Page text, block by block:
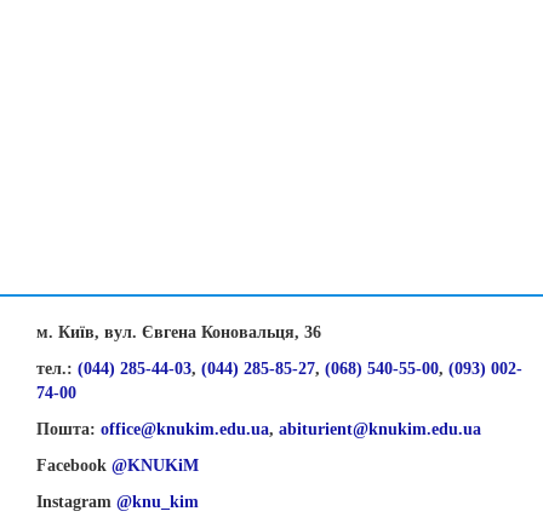
м. Київ, вул. Євгена Коновальця, 36
тел.: (044) 285-44-03, (044) 285-85-27, (068) 540-55-00, (093) 002-
74-00
Пошта: office@knukim.edu.ua, abiturient@knukim.edu.ua
Facebook @KNUKiM
Instagram @knu_kim